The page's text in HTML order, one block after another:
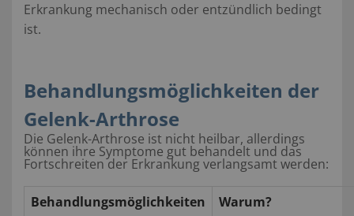
Erkrankung mechanisch oder entzündlich bedingt
ist.
Behandlungsmöglichkeiten der
Gelenk-Arthrose
Die Gelenk-Arthrose ist nicht heilbar, allerdings
können ihre Symptome gut behandelt und das
Fortschreiten der Erkrankung verlangsamt werden:
Behandlungsmöglichkeiten
Warum?